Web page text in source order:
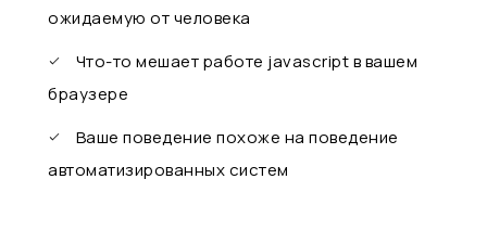
ожидаемую от человека
Что-то мешает работе javascript в вашем
браузере
Ваше поведение похоже на поведение
автоматизированных систем